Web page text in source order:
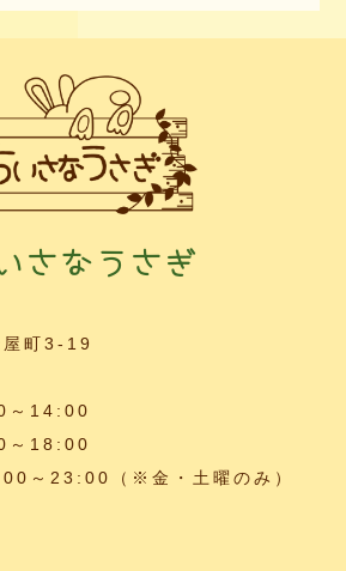
さなうさぎ
屋町3-19
～14:00
～18:00
～23:00（※金・土曜のみ）